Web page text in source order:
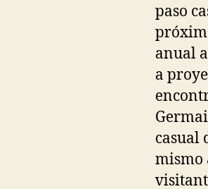
paso
anual
a
casual
mismo